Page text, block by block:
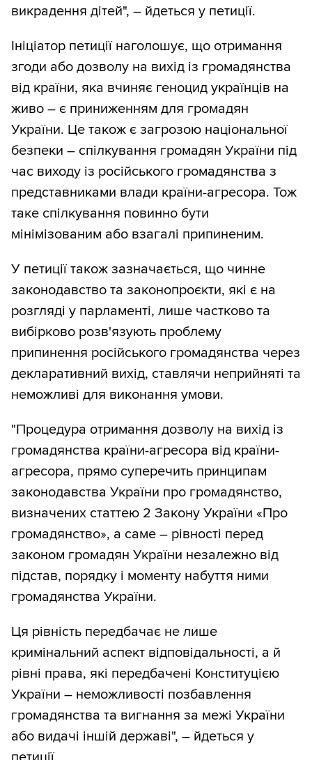
викрадення дітей", – йдеться у петиції.
Ініціатор петиції наголошує, що отримання
згоди або дозволу на вихід із громадянства
від країни, яка вчиняє геноцид українців на
живо – є приниженням для громадян
України. Це також є загрозою національної
безпеки – спілкування громадян України під
час виходу із російського громадянства з
представниками влади країни-агресора. Тож
таке спілкування повинно бути
мінімізованим або взагалі припиненим.
У петиції також зазначається, що чинне
законодавство та законопроєкти, які є на
розгляді у парламенті, лише частково та
вибірково розв'язують проблему
припинення російського громадянства через
декларативний вихід, ставлячи неприйняті та
неможливі для виконання умови.
"Процедура отримання дозволу на вихід із
громадянства країни-агресора від країни-
агресора, прямо суперечить принципам
законодавства України про громадянство,
визначених статтею 2 Закону України «Про
громадянство», а саме – рівності перед
законом громадян України незалежно від
підстав, порядку і моменту набуття ними
громадянства України.
Ця рівність передбачає не лише
кримінальний аспект відповідальності, а й
рівні права, які передбачені Конституцією
України – неможливості позбавлення
громадянства та вигнання за межі України
або видачі іншій державі", – йдеться у